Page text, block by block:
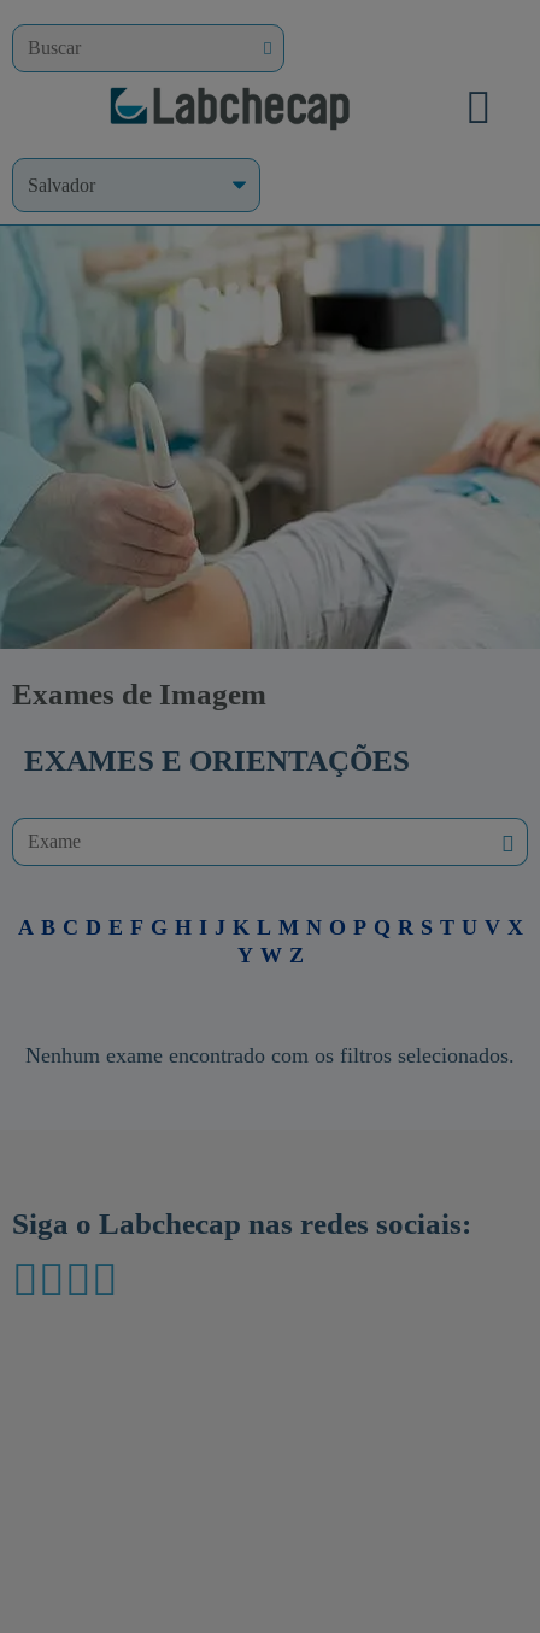
Exames de Imagem
EXAMES E ORIENTAÇÕES
A B C D E F G H I J K L M N O P Q R S T U V X
Y W Z
Nenhum exame encontrado com os filtros selecionados.
Siga o Labchecap nas redes sociais: